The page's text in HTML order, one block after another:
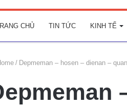
CHỦ TIN TỨC KINH TẾ
/ Depmeman – hosen – dienan –